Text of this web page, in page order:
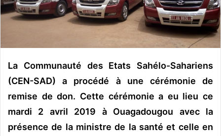
u
n
r
e
La Communauté des Etats Sahélo-Sahariens
(CEN-SAD) a procédé à une cérémonie de
remise de don. Cette cérémonie a eu lieu ce
mardi 2 avril 2019 à Ouagadougou avec la
présence de la ministre de la santé et celle en